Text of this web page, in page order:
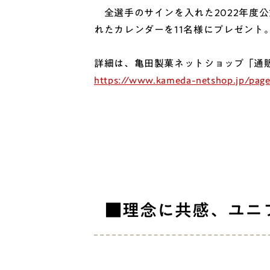
全選手のサインを入れた2022年度公
れたカレンダーを11名様にプレゼント
詳細は、亀田製菓ネットショップ「通
https://www.kameda-netshop.jp/
■理念に共感、ユ